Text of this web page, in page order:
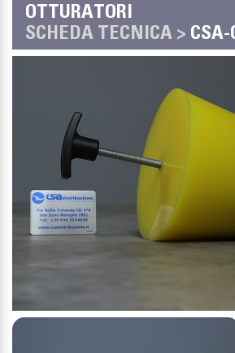
OTTURATORI
SCHEDA TECNICA > CSA-